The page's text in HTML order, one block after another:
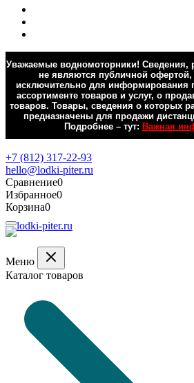
Уважаемые водномоторники! Сведения,
не являются публичной офертой,
исключительно для информирования
ассортименте товаров и услуг, о
товаров. Товары, сведения о которых
предназначены для продажи
Подробнее – тут: Важная
+7 (812) 317-22-93
hello@lodki-piter.ru
Сравнение0
Избранное0
Корзина0
Меню
Каталог товаров